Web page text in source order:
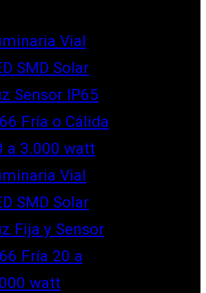
Vial
SMD Solar
Sensor IP65
Fría o Cálida
a 3.000 watt
Vial
SMD Solar
Fija y Sensor
Fría 20 a
watt